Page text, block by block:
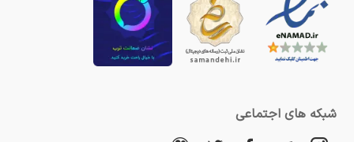
شبکه های اجتماعی